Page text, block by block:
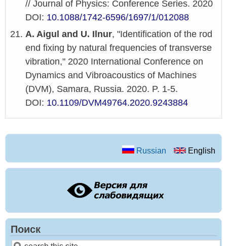
// Journal of Physics: Conference Series. 2020
DOI: 10.1088/1742-6596/1697/1/012088
A. Aigul and U. Ilnur, "Identification of the rod
end fixing by natural frequencies of transverse
vibration," 2020 International Conference on
Dynamics and Vibroacoustics of Machines
(DVM), Samara, Russia. 2020. P. 1-5.
DOI: 10.1109/DVM49764.2020.9243884
Russian English
Поиск